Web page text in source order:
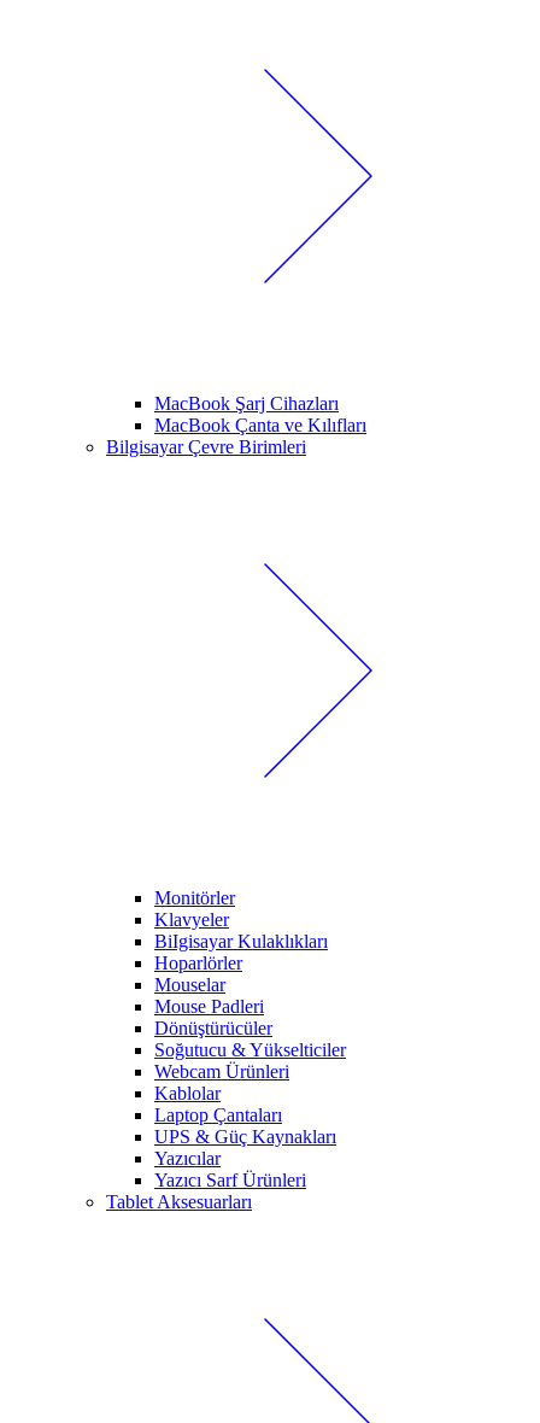
MacBook Şarj Cihazları
MacBook Çanta ve Kılıfları
Bilgisayar Çevre Birimleri
Monitörler
Klavyeler
BiIgisayar Kulaklıkları
Hoparlörler
Mouselar
Mouse Padleri
Dönüştürücüler
Soğutucu & Yükselticiler
Webcam Ürünleri
Kablolar
Laptop Çantaları
UPS & Güç Kaynakları
Yazıcılar
Yazıcı Sarf Ürünleri
Tablet Aksesuarları